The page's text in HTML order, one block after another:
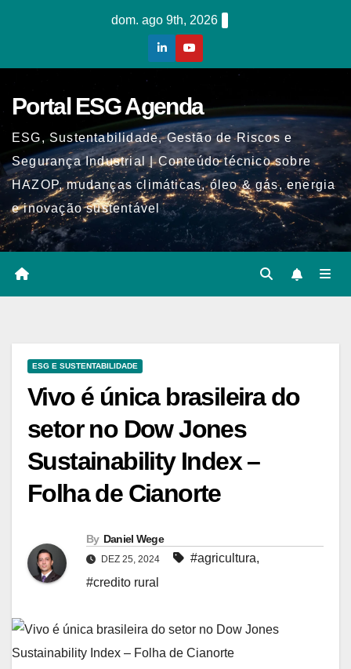
dom. ago 9th, 2026
Portal ESG Agenda
ESG, Sustentabilidade, Gestão de Riscos e
Segurança Industrial | Conteúdo técnico sobre
HAZOP, mudanças climáticas, óleo & gás, energia
e inovação sustentável
ESG E SUSTENTABILIDADE
Vivo é única brasileira do
setor no Dow Jones
Sustainability Index –
Folha de Cianorte
By Daniel Wege
DEZ 25, 2024 #agricultura,
#credito rural